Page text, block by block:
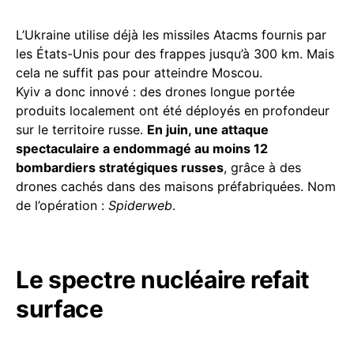
L’Ukraine utilise déjà les missiles Atacms fournis par
les États-Unis pour des frappes jusqu’à 300 km. Mais
cela ne suffit pas pour atteindre Moscou.
Kyiv a donc innové : des drones longue portée
produits localement ont été déployés en profondeur
sur le territoire russe. En juin, une attaque
spectaculaire a endommagé au moins 12
bombardiers stratégiques russes, grâce à des
drones cachés dans des maisons préfabriquées. Nom
de l’opération : Spiderweb.
Le spectre nucléaire refait
surface